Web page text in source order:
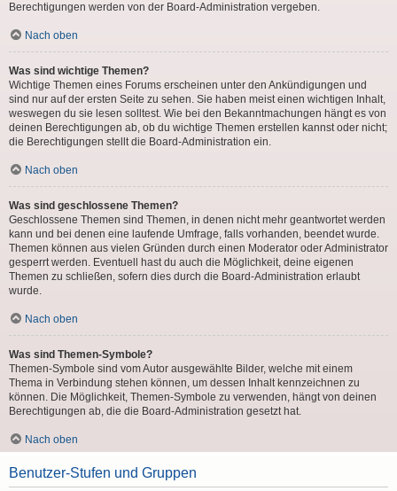
Berechtigungen werden von der Board-Administration vergeben.
Nach oben
Was sind wichtige Themen?
Wichtige Themen eines Forums erscheinen unter den Ankündigungen und
sind nur auf der ersten Seite zu sehen. Sie haben meist einen wichtigen Inhalt,
weswegen du sie lesen solltest. Wie bei den Bekanntmachungen hängt es von
deinen Berechtigungen ab, ob du wichtige Themen erstellen kannst oder nicht;
die Berechtigungen stellt die Board-Administration ein.
Nach oben
Was sind geschlossene Themen?
Geschlossene Themen sind Themen, in denen nicht mehr geantwortet werden
kann und bei denen eine laufende Umfrage, falls vorhanden, beendet wurde.
Themen können aus vielen Gründen durch einen Moderator oder Administrator
gesperrt werden. Eventuell hast du auch die Möglichkeit, deine eigenen
Themen zu schließen, sofern dies durch die Board-Administration erlaubt
wurde.
Nach oben
Was sind Themen-Symbole?
Themen-Symbole sind vom Autor ausgewählte Bilder, welche mit einem
Thema in Verbindung stehen können, um dessen Inhalt kennzeichnen zu
können. Die Möglichkeit, Themen-Symbole zu verwenden, hängt von deinen
Berechtigungen ab, die die Board-Administration gesetzt hat.
Nach oben
Benutzer-Stufen und Gruppen